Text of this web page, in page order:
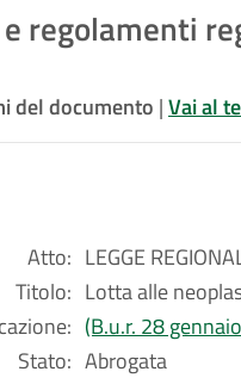
regolamenti
del documento |Vai al
Atto: LEGGE
Titolo: Lotta alle
(B.u.r. 28
Stato: Abrogata